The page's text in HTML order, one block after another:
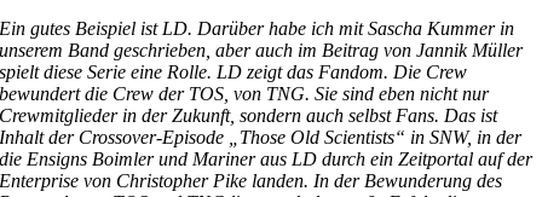
Ein gutes Beispiel ist LD. Darüber habe ich mit Sascha Kummer in
unserem Band geschrieben, aber auch im Beitrag von Jannik Müller
spielt diese Serie eine Rolle. LD zeigt das Fandom. Die Crew
bewundert die Crew der TOS, von TNG. Sie sind eben nicht nur
Crewmitglieder in der Zukunft, sondern auch selbst Fans. Das ist
Inhalt der Crossover-Episode „Those Old Scientists“ in SNW, in der
die Ensigns Boimler und Mariner aus LD durch ein Zeitportal auf der
Enterprise von Christopher Pike landen. In der Bewunderung des